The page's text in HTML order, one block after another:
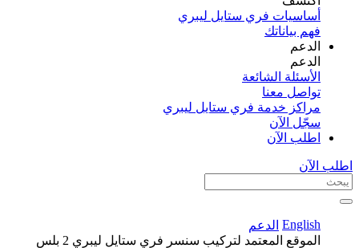
أساسيات فري ستايل ليبري
فهم بياناتك
الدعم
الدعم
الأسئلة الشائعة
تواصل معنا
مراكز خدمة فري ستايل ليبري
سجّل الآن​
اطلب الآن
اطلب الآن
English الدعم
الموقع المعتمد لتركيب سنسر فري ستايل ليبري 2 بلس